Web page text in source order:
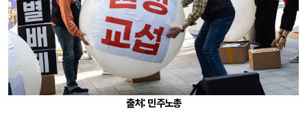
출처: 민주노총